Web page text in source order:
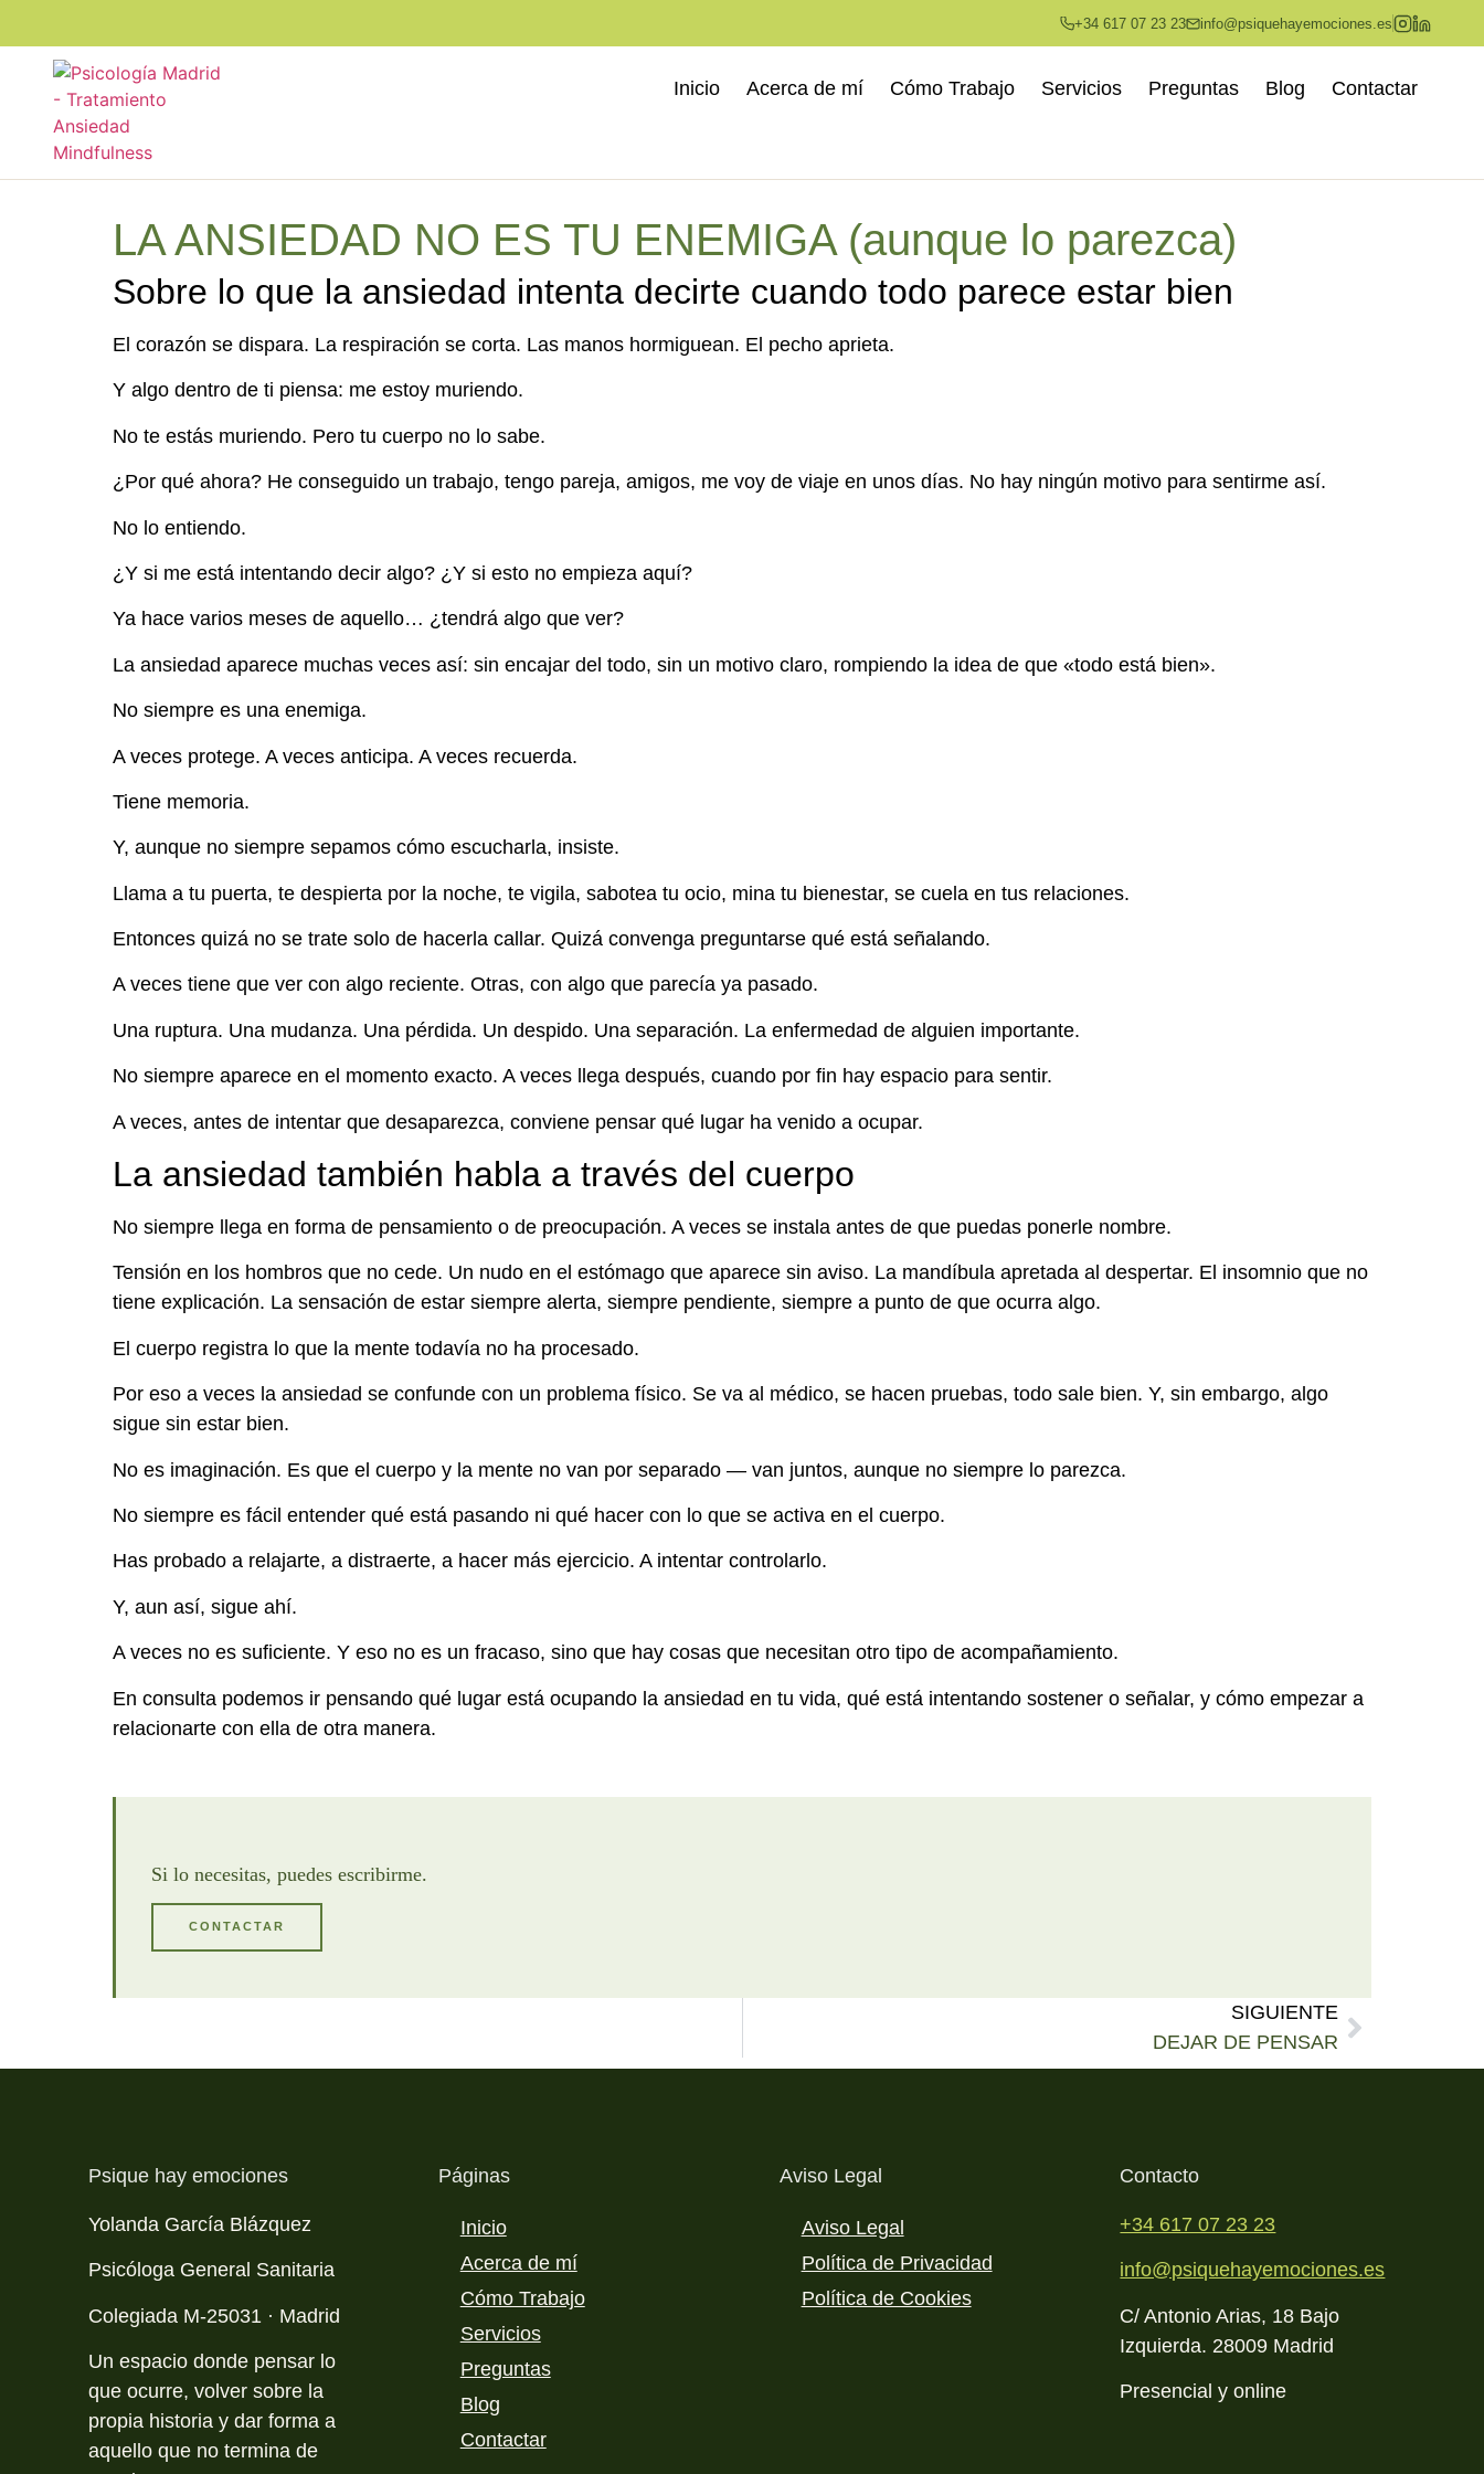
+34 617 07 23 23 info@psiquehayemociones.es
Inicio Acerca de mí Cómo Trabajo Servicios Preguntas Blog Contactar
LA ANSIEDAD NO ES TU ENEMIGA (aunque lo parezca)
Sobre lo que la ansiedad intenta decirte cuando todo parece estar bien
El corazón se dispara. La respiración se corta. Las manos hormiguean. El pecho aprieta.
Y algo dentro de ti piensa: me estoy muriendo.
No te estás muriendo. Pero tu cuerpo no lo sabe.
¿Por qué ahora? He conseguido un trabajo, tengo pareja, amigos, me voy de viaje en unos días. No hay ningún motivo para sentirme así.
No lo entiendo.
¿Y si me está intentando decir algo? ¿Y si esto no empieza aquí?
Ya hace varios meses de aquello… ¿tendrá algo que ver?
La ansiedad aparece muchas veces así: sin encajar del todo, sin un motivo claro, rompiendo la idea de que «todo está bien».
No siempre es una enemiga.
A veces protege. A veces anticipa. A veces recuerda.
Tiene memoria.
Y, aunque no siempre sepamos cómo escucharla, insiste.
Llama a tu puerta, te despierta por la noche, te vigila, sabotea tu ocio, mina tu bienestar, se cuela en tus relaciones.
Entonces quizá no se trate solo de hacerla callar. Quizá convenga preguntarse qué está señalando.
A veces tiene que ver con algo reciente. Otras, con algo que parecía ya pasado.
Una ruptura. Una mudanza. Una pérdida. Un despido. Una separación. La enfermedad de alguien importante.
No siempre aparece en el momento exacto. A veces llega después, cuando por fin hay espacio para sentir.
A veces, antes de intentar que desaparezca, conviene pensar qué lugar ha venido a ocupar.
La ansiedad también habla a través del cuerpo
No siempre llega en forma de pensamiento o de preocupación. A veces se instala antes de que puedas ponerle nombre.
Tensión en los hombros que no cede. Un nudo en el estómago que aparece sin aviso. La mandíbula apretada al despertar. El insomnio que no
tiene explicación. La sensación de estar siempre alerta, siempre pendiente, siempre a punto de que ocurra algo.
El cuerpo registra lo que la mente todavía no ha procesado.
Por eso a veces la ansiedad se confunde con un problema físico. Se va al médico, se hacen pruebas, todo sale bien. Y, sin embargo, algo
sigue sin estar bien.
No es imaginación. Es que el cuerpo y la mente no van por separado — van juntos, aunque no siempre lo parezca.
No siempre es fácil entender qué está pasando ni qué hacer con lo que se activa en el cuerpo.
Has probado a relajarte, a distraerte, a hacer más ejercicio. A intentar controlarlo.
Y, aun así, sigue ahí.
A veces no es suficiente. Y eso no es un fracaso, sino que hay cosas que necesitan otro tipo de acompañamiento.
En consulta podemos ir pensando qué lugar está ocupando la ansiedad en tu vida, qué está intentando sostener o señalar, y cómo empezar a
relacionarte con ella de otra manera.
Si lo necesitas, puedes escribirme.
CONTACTAR
SIGUIENTE
DEJAR DE PENSAR
Psique hay emociones
Yolanda García Blázquez
Psicóloga General Sanitaria
Colegiada M-25031 · Madrid
Un espacio donde pensar lo
que ocurre, volver sobre la
propia historia y dar forma a
aquello que no termina de
Páginas
Inicio
Acerca de mí
Cómo Trabajo
Servicios
Preguntas
Blog
Contactar
Aviso Legal
Aviso Legal
Política de Privacidad
Política de Cookies
Contacto
+34 617 07 23 23
info@psiquehayemociones.es
C/ Antonio Arias, 18 Bajo
Izquierda. 28009 Madrid
Presencial y online